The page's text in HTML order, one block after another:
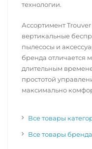
технологии.
Ассортимент
вертикальные
пылесосы и
бренда отличается
длительным
простотой
максимально
Все товары
Все товары